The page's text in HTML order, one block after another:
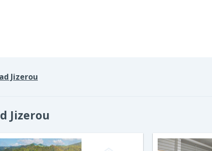
Jizerou
Jizerou